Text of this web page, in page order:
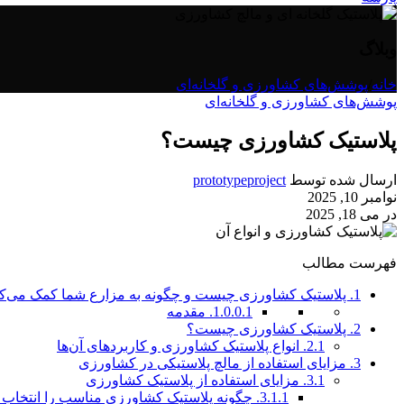
خانه پوشش‌های کشاورزی و گلخانه‌ای
پوشش‌های کشاورزی و گلخانه‌ای
پلاستیک کشاورزی چیست؟
ارسال شده توسط prototypeproject
نوامبر 10, 2025
در می 18, 2025
فهرست مطالب
1. پلاستیک کشاورزی چیست و چگونه به مزارع شما کمک
1.0.0.1. مقدمه
2. پلاستیک کشاورزی چیست؟
2.1.
انواع پلاستیک کشاورزی و کاربردهای آن‌ها
3. مزایای استفاده از مالچ پلاستیکی در کشاورزی
3.1. مزایای استفاده از پلاستیک کشاورزی
3.1.1. چگونه پلاستیک کشاورزی مناسب را انتخاب